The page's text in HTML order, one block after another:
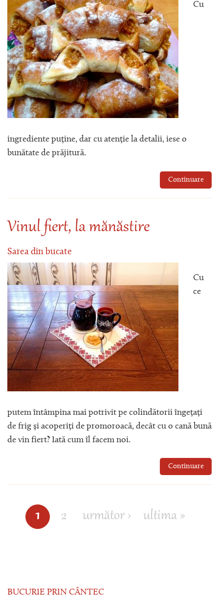
Cu
ingrediente puține, dar cu atenție la detalii, iese o
bunătate de prăjitură.
Continuare
Vinul fiert, la mănăstire
Sarea din bucate
Cu
ce
putem întâmpina mai potrivit pe colindătorii îngețați
de frig și acoperiți de promoroacă, decât cu o cană bună
de vin fiert? Iată cum îl facem noi.
Continuare
Pagini
1 2 următor › ultima »
BUCURIE PRIN CÂNTEC